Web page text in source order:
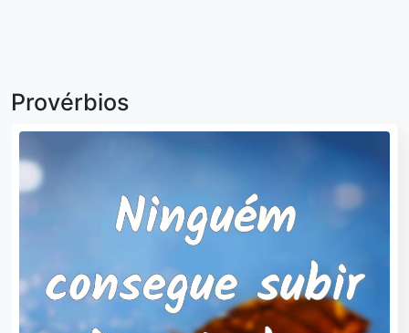
Provérbios